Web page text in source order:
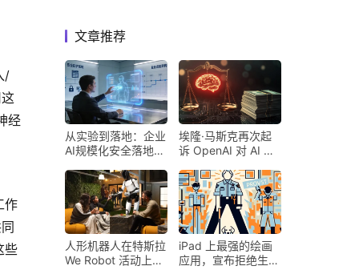
/
经
作
些
文章推荐
从实验到落地：企业
AI规模化安全落地的
埃隆·马斯克再次起
诉 OpenAI 对 AI 行
人形机器人在特斯拉
We Robot 活动上为
iPad 上最强的绘画
应用，宣布拒绝生成